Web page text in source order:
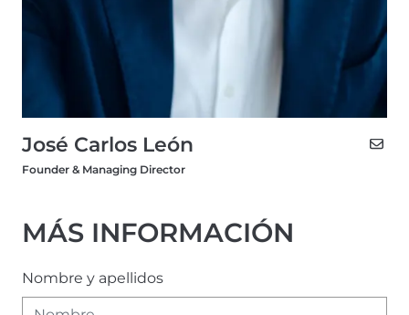
José Carlos León
Founder & Managing Director
MÁS INFORMACIÓN
Nombre y apellidos